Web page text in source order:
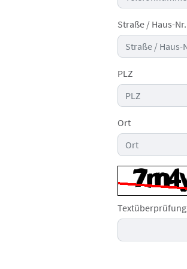
Straße / Haus-Nr.
PLZ
Ort
Textüberprüfung
Erforderlich